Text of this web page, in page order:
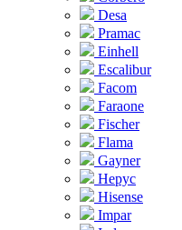
Desa
Pramac
Einhell
Escalibur
Facom
Faraone
Fischer
Flama
Gayner
Hepyc
Hisense
Impar